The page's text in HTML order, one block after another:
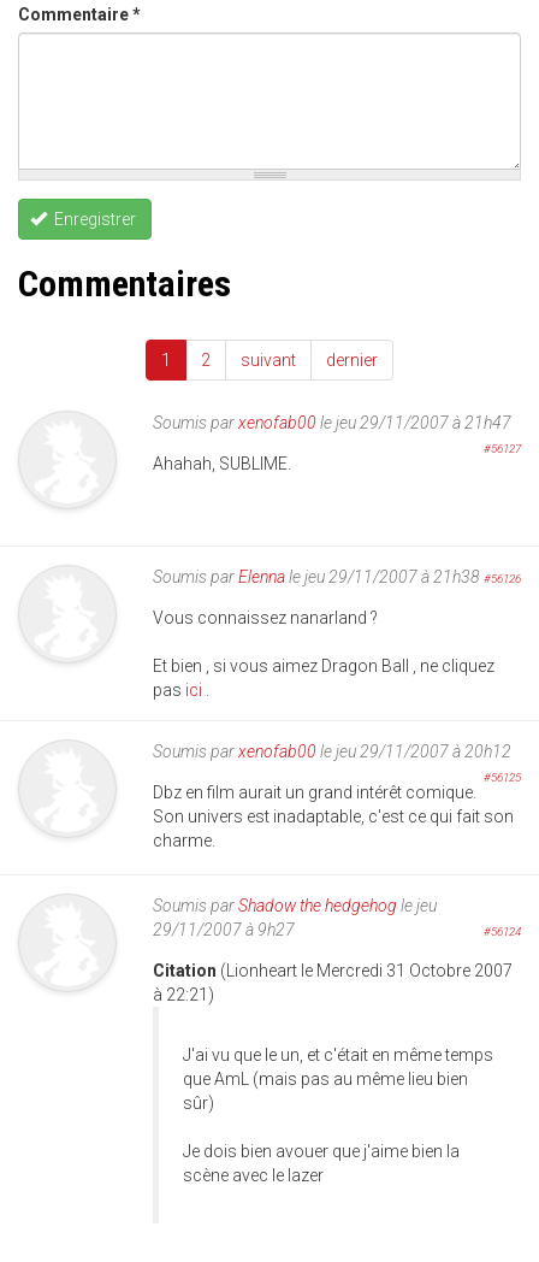
Commentaire*
Enregistrer
Commentaires
1 2 suivant dernier
Soumis parxenofab00 le jeu 29/11/2007 à 21h47
#56127
Ahahah, SUBLIME.
Soumis parElennale jeu 29/11/2007 à 21h38 #56126
Vous connaissez nanarland ?
Et bien , si vous aimez Dragon Ball , ne cliquez
pas ici
Soumis parxenofab00 le jeu 29/11/2007 à 20h12
#56125
Dbz en film aurait un grand intérêt comique.
Son univers est inadaptable, c'est ce qui fait son
charme.
Soumis parShadow the hedgehog le jeu
29/11/2007 à 9h27
#56124
Citation (Lionheart le Mercredi 31 Octobre 2007
à 22:21)
J'ai vu que le un, et c'était en même temps
que AmL (mais pas au même lieu bien
sûr)
Je dois bien avouer que j'aime bien la
scène avec le lazer